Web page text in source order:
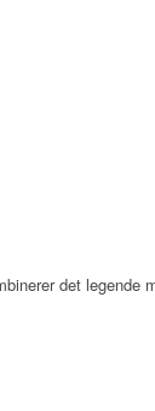
det legende